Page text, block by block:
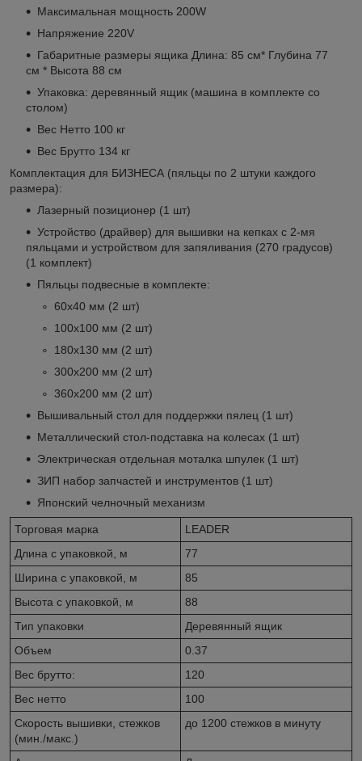
Максимальная мощность 200W
Напряжение 220V
Габаритные размеры ящика Длина: 85 см* Глубина 77
см * Высота 88 см
Упаковка: деревянный ящик (машина в комплекте со
столом)
Вес Нетто 100 кг
Вес Брутто 134 кг
Комплектация для БИЗНЕСА (пяльцы по 2 штуки каждого
размера):
Лазерный позиционер (1 шт)
Устройство (драйвер) для вышивки на кепках с 2-мя
пяльцами и устройством для запяливания (270 градусов)
(1 комплект)
Пяльцы подвесные в комплекте:
60х40 мм (2 шт)
100х100 мм (2 шт)
180х130 мм (2 шт)
300х200 мм (2 шт)
360х200 мм (2 шт)
Вышивальный стол для поддержки пялец (1 шт)
Металлический стол-подставка на колесах (1 шт)
Электрическая отдельная моталка шпулек (1 шт)
ЗИП набор запчастей и инструментов (1 шт)
Японский челночный механизм
Торговая марка
LEADER
Длина с упаковкой, м
77
Ширина с упаковкой, м
85
Высота с упаковкой, м
88
Тип упаковки
Деревянный ящик
Объем
0.37
Вес брутто:
120
Вес нетто
100
Скорость вышивки, стежков
(мин./макс.)
до 1200 стежков в минуту